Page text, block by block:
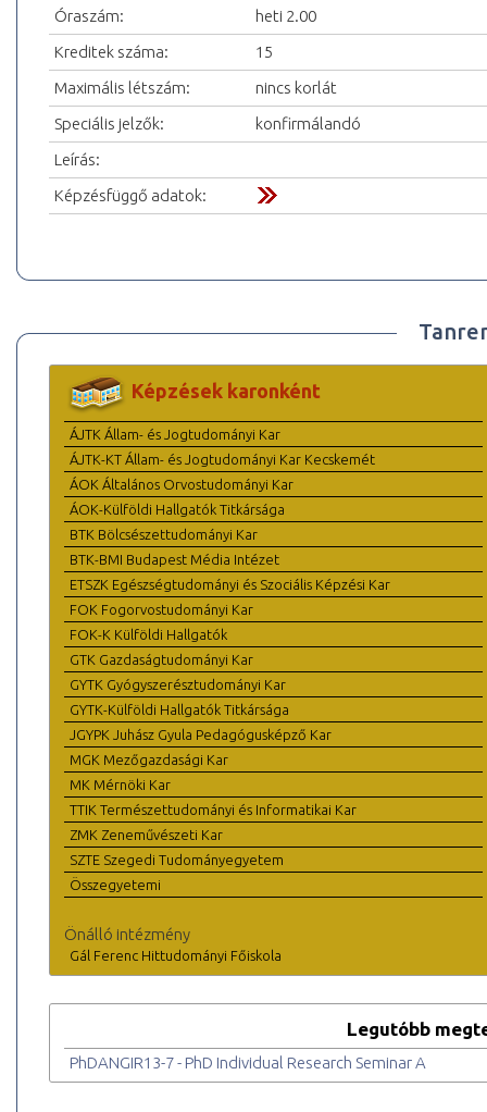
Óraszám:
heti 2.00
Kreditek száma:
15
Maximális létszám:
nincs korlát
Speciális jelzők:
konfirmálandó
Leírás:
Képzésfüggő adatok:
Képzések karonként
ÁJTK Állam- és Jogtudományi Kar
ÁJTK-KT Állam- és Jogtudományi Kar Kecskemét
ÁOK Általános Orvostudományi Kar
ÁOK-Külföldi Hallgatók Titkársága
BTK Bölcsészettudományi Kar
BTK-BMI Budapest Média Intézet
ETSZK Egészségtudományi és Szociális Képzési Kar
FOK Fogorvostudományi Kar
FOK-K Külföldi Hallgatók
GTK Gazdaságtudományi Kar
GYTK Gyógyszerésztudományi Kar
GYTK-Külföldi Hallgatók Titkársága
JGYPK Juhász Gyula Pedagógusképző Kar
MGK Mezőgazdasági Kar
MK Mérnöki Kar
TTIK Természettudományi és Informatikai Kar
ZMK Zeneművészeti Kar
SZTE Szegedi Tudományegyetem
Összegyetemi
Önálló intézmény
Gál Ferenc Hittudományi Főiskola
Legutóbb
PhDANGIR13-7 - PhD Individual Research Seminar A